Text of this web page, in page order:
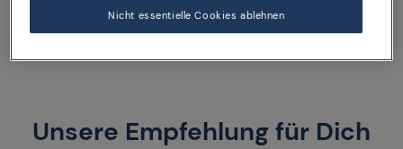
Unsere Empfehlung für Dich
Nicht essentielle Cookies ablehnen